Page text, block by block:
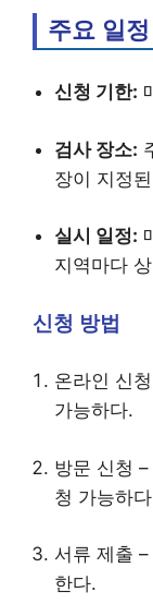
주요 일정
신청 기한:
검사 장소:
장이 지정
실시 일정:
지역마다
신청 방법
온라인 신
가능하다.
방문 신청
청 가능하
서류 제출
한다.